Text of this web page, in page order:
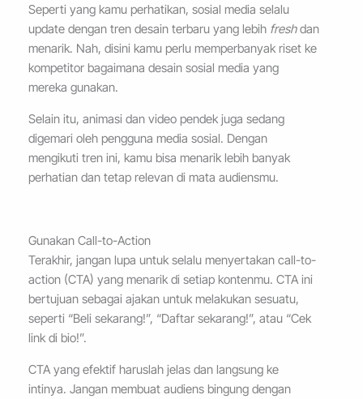
Seperti yang kamu perhatikan, sosial media selalu
update dengan tren desain terbaru yang lebih freshdan
menarik. Nah, disini kamu perlu memperbanyak riset ke
kompetitor bagaimana desain sosial media yang
mereka gunakan.
Selain itu, animasi dan video pendek juga sedang
digemari oleh pengguna media sosial. Dengan
mengikuti tren ini, kamu bisa menarik lebih banyak
perhatian dan tetap relevan di mata audiensmu.
Gunakan Call-to-Action
Terakhir, jangan lupa untuk selalu menyertakan call-to-
action (CTA) yang menarik di setiap kontenmu. CTA ini
bertujuan sebagai ajakan untuk melakukan sesuatu,
seperti “Beli sekarang!”, “Daftar sekarang!”, atau “Cek
link di bio!”.
CTA yang efektif haruslah jelas dan langsung ke
intinya. Jangan membuat audiens bingung dengan